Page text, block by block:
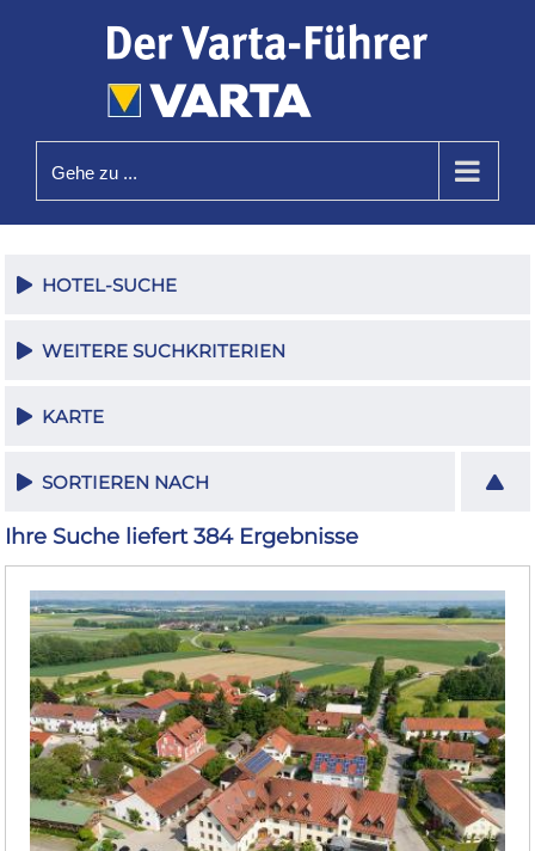
Gehe zu ...
HOTEL-SUCHE
WEITERE SUCHKRITERIEN
KARTE
SORTIEREN NACH
Ihre Suche liefert 384 Ergebnisse